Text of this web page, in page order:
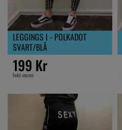
LEGGINGS I - POLKADOT
SVART/BLÅ
199 Kr
Inkl moms